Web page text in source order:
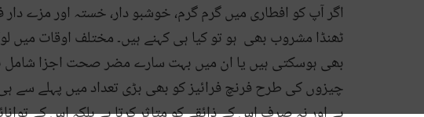
اگر آپ کو افطاری میں گرم گرم، خوشبو دار، خستہ اور مزے
ٹھنڈا مشروب بھی ہو تو کیا ہی کہنے ہیں۔ مختلف اوقات میں
بھی ہوسکتی ہیں یا ان میں بہت سارے مضر صحت اجزا شامل
چیزوں کی طرح فرنچ فرائیز کو بھی بڑی تعداد میں پہلے سے